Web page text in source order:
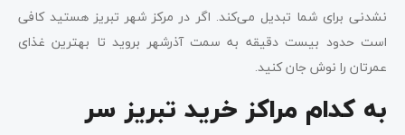
نشدنی برای شما تبدیل می‌کند. اگر در مرکز شهر تبریز هستید کافی
است حدود بیست دقیقه به سمت آذرشهر بروید تا بهترین غذای
عمرتان را نوش جان کنید.
به کدام مراکز خرید تبریز سر